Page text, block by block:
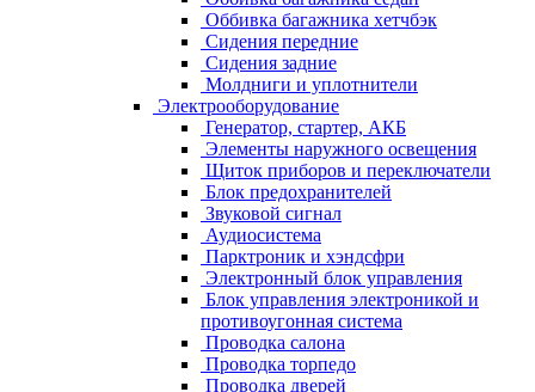
Оббивка багажника хетчбэк
Сидения передние
Сидения задние
Молдниги и уплотнители
Электрооборудование
Генератор, стартер, АКБ
Элементы наружного освещения
Щиток приборов и переключатели
Блок предохранителей
Звуковой сигнал
Аудиосистема
Парктроник и хэндсфри
Электронный блок управления
Блок управления электроникой и
противоугонная система
Проводка салона
Проводка торпедо
Проводка дверей